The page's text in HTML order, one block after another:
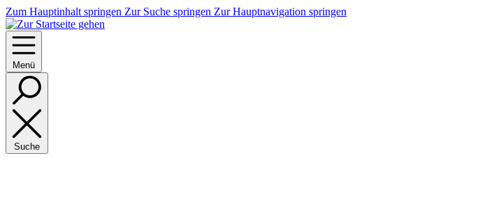
Zum Hauptinhalt springen Zur Suche springen Zur Hauptnavigation springen
Menü
Suche